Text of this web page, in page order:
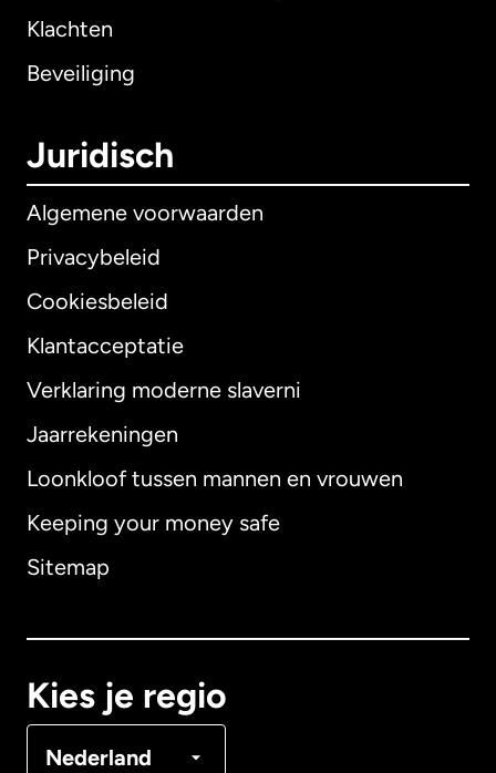
Klachten
Beveiliging
Juridisch
Algemene voorwaarden
Privacybeleid
Cookiesbeleid
Klantacceptatie
Verklaring moderne slaverni
Jaarrekeningen
Loonkloof tussen mannen en vrouwen
Keeping your money safe
Sitemap
Kies je regio
Nederland
Internationaal English
Australië